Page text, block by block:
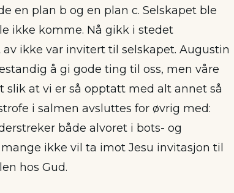
en plan b og en plan c. Selskapet ble
ikke komme. Nå gikk i stedet
ikke var invitert til selskapet. Augustin
å gi gode ting til oss, men våre
slik at vi er så opptatt med alt annet så
i salmen avsluttes for øvrig med:
både alvoret i bots- og
ikke vil ta imot Jesu invitasjon til
hos Gud.